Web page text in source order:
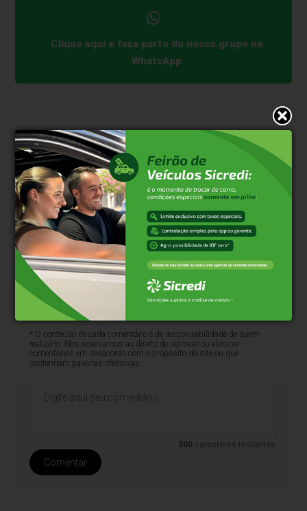
Clique aqui e faça parte do nosso grupo no
WhatsApp
* O conteúdo de cada comentário é de responsabilidade de quem
realizá-lo. Nos reservamos ao direito de reprovar ou eliminar
comentários em desacordo com o propósito do site ou que
contenham palavras ofensivas.
500 caracteres restantes.
Comentar